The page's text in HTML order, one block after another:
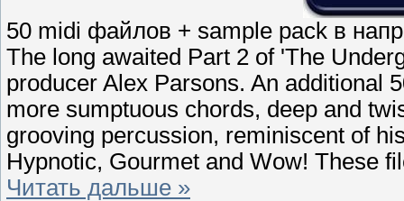
50 midi файлов + sample pack в
The long awaited Part 2 of 'The
producer Alex Parsons. An additional
more sumptuous chords, deep and
grooving percussion, reminiscent of
Hypnotic, Gourmet and Wow! These
Читать дальше »